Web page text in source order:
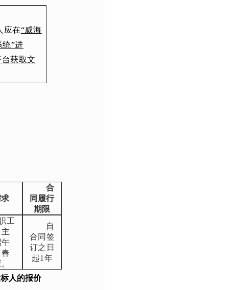
应在“威海
统”进
获取文
合
同履行
期限
工
自
合同签
订之日
起1年
人的报价